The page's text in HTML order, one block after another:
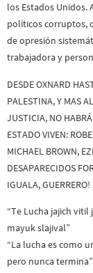
los Estados Unidos.
políticos corruptos, o
de opresión
trabajadora y
DESDE OXNARD
PALESTINA, Y MAS
JUSTICIA, NO
ESTADO VIVEN:
MICHAEL BROWN,
DESAPARECIDOS
IGUALA,
“Te Lucha jajich
mayuk slajival”
“La lucha es como
pero nunca termina”